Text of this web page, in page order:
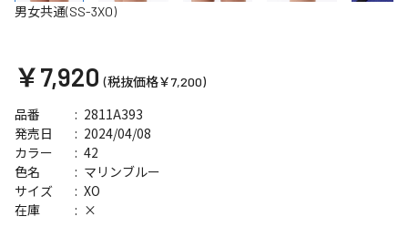
男女共通(SS-3XO)
￥7,920 (税抜価格￥7,200)
品番 2811A393
発売日 2024/04/08
サイズ XO
カラー 42
在庫 ×
色名 マリンブルー